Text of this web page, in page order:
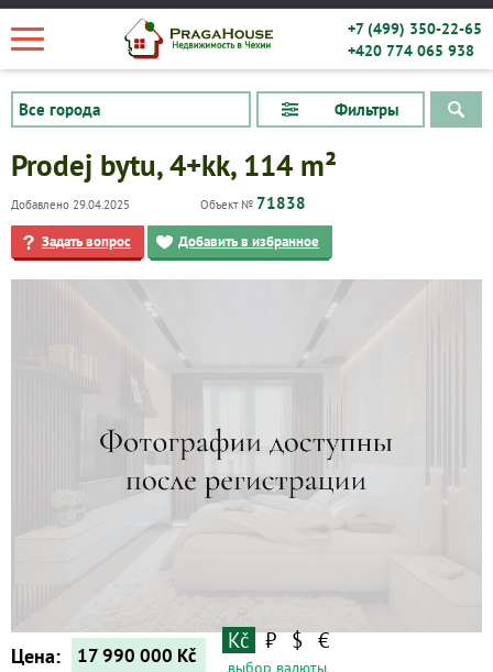
+7 (499) 350-22-65
+420 774 065 938
Фильтры
Prodej bytu, 4+kk, 114 m²
Добавлено 29.04.2025 Объект № 71838
Задать вопрос Добавить в избранное
Цена: 17 990 000 Kč
Kč ₽ $ €
выбор валюты